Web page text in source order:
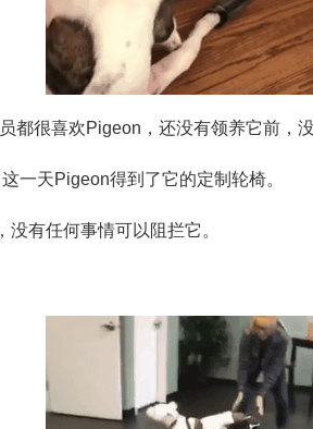
都很喜欢Pigeon，还没有领养它前，
一天Pigeon得到了它的定制轮椅。
没有任何事情可以阻拦它。